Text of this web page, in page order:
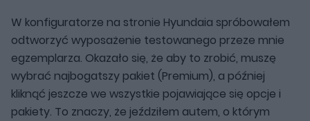
W konfiguratorze na stronie Hyundaia spróbowałem
odtworzyć wyposażenie testowanego przeze mnie
egzemplarza. Okazało się, że aby to zrobić, muszę
wybrać najbogatszy pakiet (Premium), a później
kliknąć jeszcze we wszystkie pojawiające się opcje i
pakiety. To znaczy, że jeździłem autem, o którym